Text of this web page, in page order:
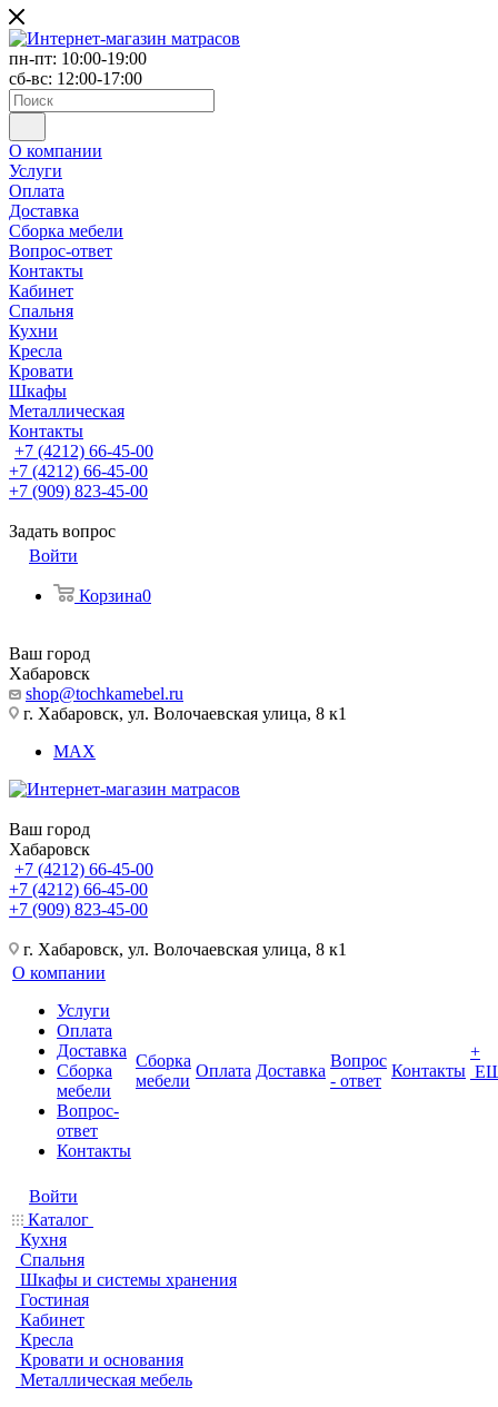
пн-пт: 10:00-19:00
сб-вс: 12:00-17:00
О компании
Услуги
Оплата
Доставка
Сборка мебели
Вопрос-ответ
Контакты
Кабинет
Спальня
Кухни
Кресла
Кровати
Шкафы
Металлическая
Контакты
+7 (4212) 66-45-00
+7 (4212) 66-45-00
+7 (909) 823-45-00
Задать вопрос
Войти
Корзина0
Ваш город
Хабаровск
shop@tochkamebel.ru
г. Хабаровск, ул. Волочаевская улица, 8 к1
MAX
Ваш город
Хабаровск
+7 (4212) 66-45-00
+7 (4212) 66-45-00
+7 (909) 823-45-00
г. Хабаровск, ул. Волочаевская улица, 8 к1
О компании
Услуги
Оплата
Доставка
Сборка
мебели
Вопрос-
ответ
Контакты
Сборка
мебели
Оплата Доставка
Вопрос
- ответ
Контакты
+
Войти
Каталог
Кухня
Спальня
Шкафы и системы хранения
Гостиная
Кабинет
Кресла
Кровати и основания
Металлическая мебель